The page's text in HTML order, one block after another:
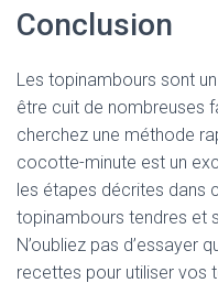
Conclusion
Les topinambours sont
être cuit de nombreuses
cherchez une méthode
cocotte-minute est un
les étapes décrites dans
topinambours tendres et
N’oubliez pas d’essayer
recettes pour utiliser vos